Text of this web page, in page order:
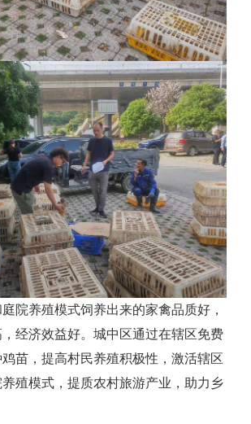
院养殖模式饲养出来的家禽品质好，
经济效益好。城中区通过在辖区免费
苗，提高村民养殖积极性，激活辖区
殖模式，提质农村旅游产业，助力乡